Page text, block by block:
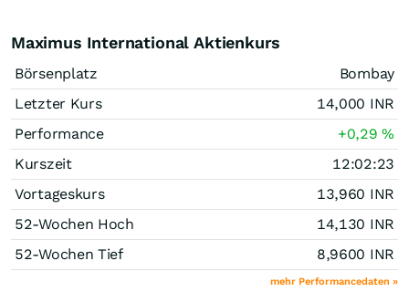
Maximus International Aktienkurs
Börsenplatz
Bombay
Letzter Kurs
14,000 INR
Performance
+0,29%
Kurszeit
12:02:23
Vortageskurs
13,960 INR
52-Wochen Hoch
14,130 INR
52-Wochen Tief
8,9600 INR
mehr Performancedaten »